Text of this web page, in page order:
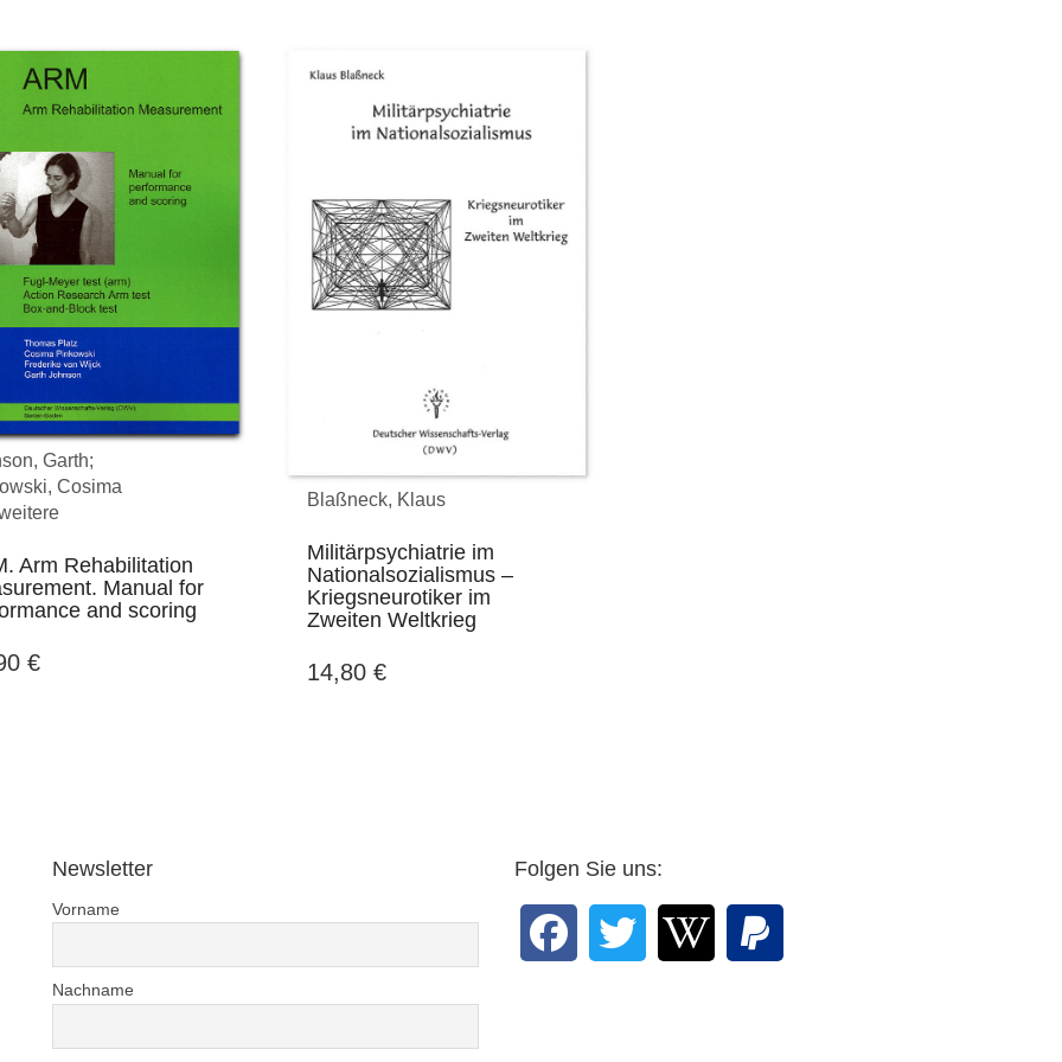
Garth;
Cosima
Arm Rehabilitation
Manual for
and scoring
€
Blaßneck, Klaus
Militärpsychiatrie im
Nationalsozialismus –
Kriegsneurotiker im
Zweiten Weltkrieg
14,80 €
Newsletter
Vorname
Nachname
Folgen Sie uns: